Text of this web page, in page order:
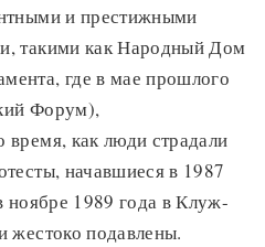
и престижными
такими как Народный Дом
где в мае прошлого
Форум),
время, как люди страдали
начавшиеся в 1987
ноябре 1989 года в Клуж-
жестоко подавлены.